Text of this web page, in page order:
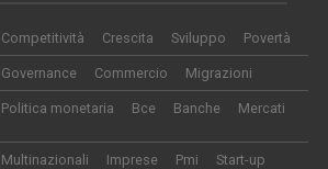
Competitività Crescita Sviluppo Povertà
Governance Commercio Migrazioni
Politica monetaria Bce Banche Mercati
Multinazionali Imprese Pmi Start-up